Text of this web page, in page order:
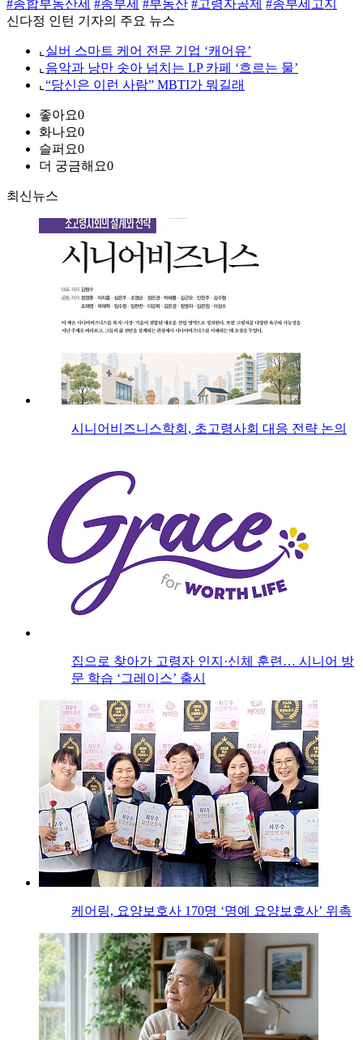
#종합부동산세 #종부세 #부동산 #고령자공제 #종부세고지
신다정 인턴 기자의 주요 뉴스
⌞ 실버 스마트 케어 전문 기업 ‘캐어유’
⌞ 음악과 낭만 솟아 넘치는 LP 카페 ‘흐르는 물’
⌞ “당신은 이런 사람” MBTI가 뭐길래
좋아요0
화나요0
슬퍼요0
더 궁금해요0
최신뉴스
시니어비즈니스학회, 초고령사회 대응 전략 논의
집으로 찾아가 고령자 인지·신체 훈련… 시니어 방
문 학습 ‘그레이스’ 출시
케어링, 요양보호사 170명 ‘명예 요양보호사’ 위촉